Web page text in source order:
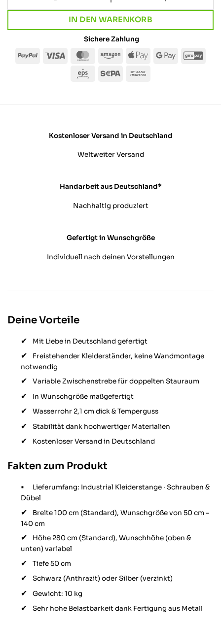
IN DEN WARENKORB
Sichere Zahlung
PayPalVisa MasterCard
AmazonApple Google
Eps
Sepa
Kostenloser Versand in Deutschland
Weltweiter Versand
Handarbeit aus Deutschland*
Nachhaltig produziert
Gefertigt in Wunschgröße
Individuell nach deinen Vorstellungen
Deine Vorteile
Mit Liebe in Deutschland gefertigt
Freistehender Kleiderständer, keine Wandmontage
notwendig
Variable Zwischenstrebe für doppelten Stauraum
In Wunschgröße maßgefertigt
Wasserrohr 2,1 cm dick & Temperguss
Stabilität dank hochwertiger Materialien
Kostenloser Versand in Deutschland
Fakten zum Produkt
Lieferumfang: Industrial Kleiderstange · Schrauben &
Dübel
Breite 100 cm (Standard), Wunschgröße von 50 cm –
140 cm
Höhe 280 cm (Standard), Wunschhöhe (oben &
unten) variabel
Tiefe 50 cm
Schwarz (Anthrazit) oder Silber (verzinkt)
Gewicht: 10 kg
Sehr hohe Belastbarkeit dank Fertigung aus Metall